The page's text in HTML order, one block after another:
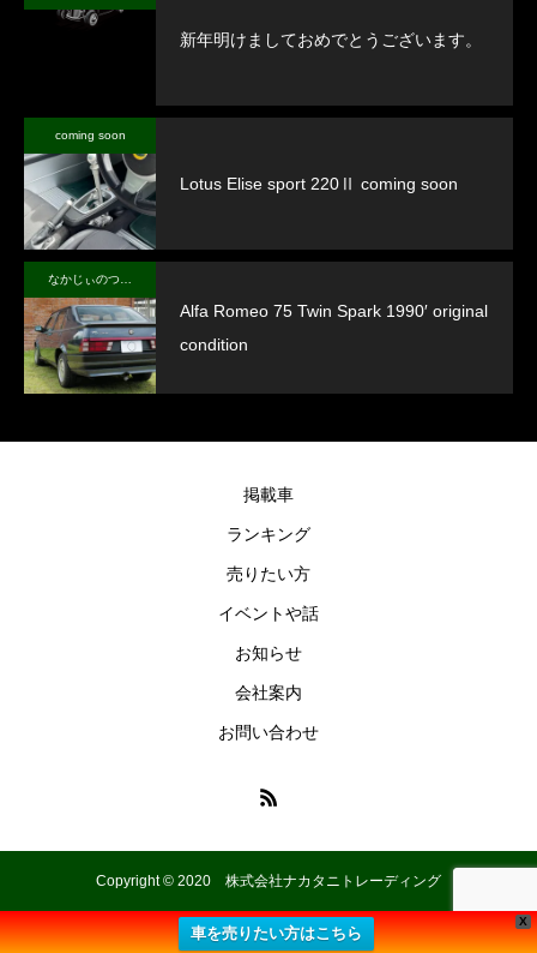
新年明けましておめでとうございます。
coming soon
Lotus Elise sport 220Ⅱ coming soon
Alfa Romeo 75 Twin Spark 1990′ original
condition
掲載車
ランキング
売りたい方
イベントや話
お知らせ
会社案内
お問い合わせ
Copyright © 2020 株式会社ナカタニトレーディング
X
車を売りたい方はこちら